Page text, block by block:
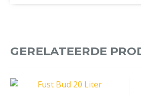
GERELATEERDE